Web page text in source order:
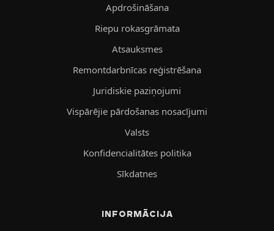
Apdrošināšana
Riepu rokasgrāmata
Atsauksmes
Remontdarbnīcas reģistrēšana
Juridiskie paziņojumi
Vispārējie pārdošanas nosacījumi
Valsts
Konfidencialitātes politika
Sīkdatnes
INFORMĀCIJA